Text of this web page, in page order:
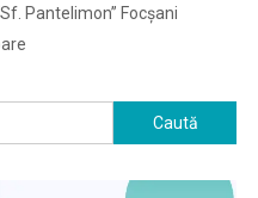
Pantelimon” Focşani
Caută
după: